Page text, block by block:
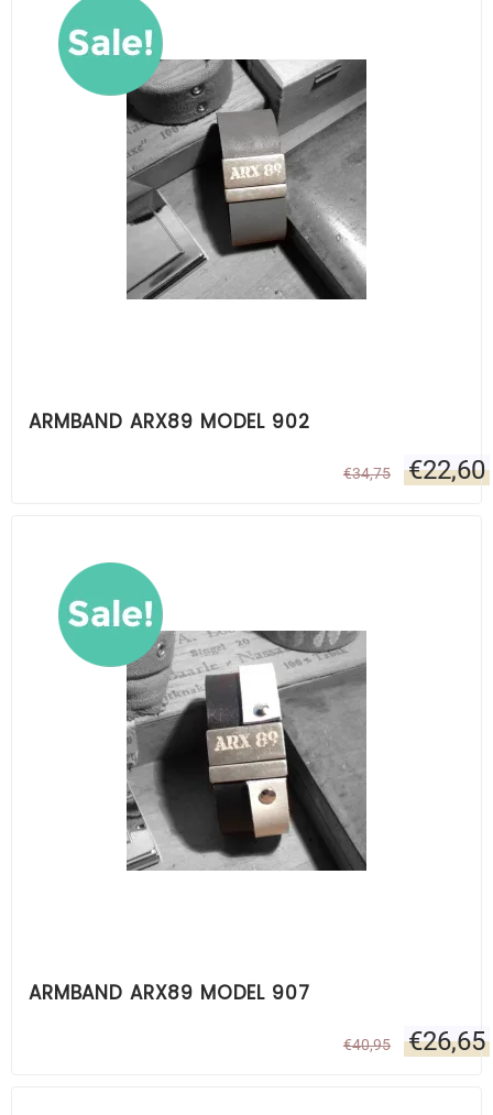
ARMBAND ARX89 MODEL 902
€34,75 €22,60
ARMBAND ARX89 MODEL 907
€40,95 €26,65